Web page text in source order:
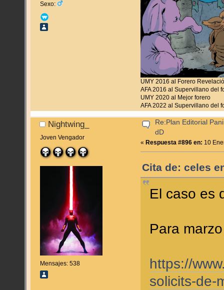
Sexo:
UMY 2016 al Forero
AFA 2016 al Supervillano del
UMY 2020 al Mejor forero
AFA 2022 al Supervillano del
Nightwing_
Joven Vengador
Mensajes: 538
Re:Plan Editorial
dD
«Respuesta #896 en: 10
Cita de: celes
El caso es
Para
https://
solicits-de-